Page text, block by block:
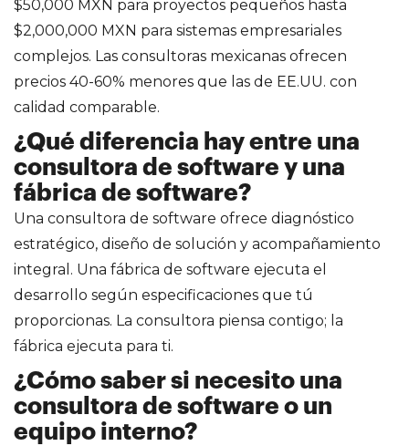
$50,000 MXN para proyectos pequeños hasta
$2,000,000 MXN para sistemas empresariales
complejos. Las consultoras mexicanas ofrecen
precios 40-60% menores que las de EE.UU. con
calidad comparable.
¿Qué diferencia hay entre una
consultora de software y una
fábrica de software?
Una consultora de software ofrece diagnóstico
estratégico, diseño de solución y acompañamiento
integral. Una fábrica de software ejecuta el
desarrollo según especificaciones que tú
proporcionas. La consultora piensa contigo; la
fábrica ejecuta para ti.
¿Cómo saber si necesito una
consultora de software o un
equipo interno?